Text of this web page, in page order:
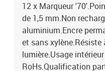
12 x Marqueur
de 1,5 mm.Non
aluminium.Encre
et sans xylène.Résiste
lumière.Usage
RoHs.Qualification